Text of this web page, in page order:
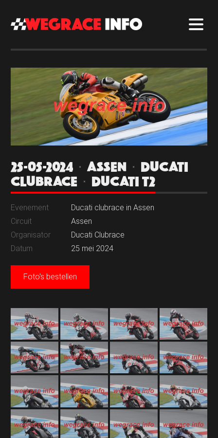
25-05-2024 | ASSEN | DUCATI
CLUBRACE | DUCATI T2
Evenement
Ducati clubrace in Assen
Circuit
Assen
Organisator
Ducati Clubrace
Datum
25 mei 2024
Foto's bestellen